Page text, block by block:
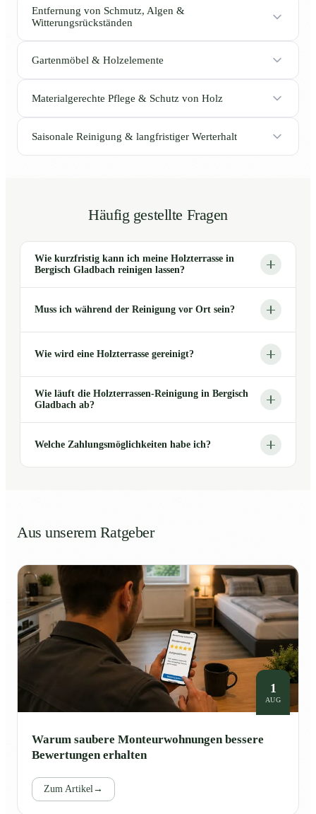
Entfernung von Schmutz, Algen &
Witterungsrückständen
Gartenmöbel & Holzelemente
Materialgerechte Pflege & Schutz von Holz
Saisonale Reinigung & langfristiger Werterhalt
Häufig gestellte Fragen
Wie kurzfristig kann ich meine Holzterrasse in
Bergisch Gladbach reinigen lassen?
Muss ich während der Reinigung vor Ort sein?
Wie wird eine Holzterrasse gereinigt?
Wie läuft die Holzterrassen-Reinigung in Bergisch
Gladbach ab?
Welche Zahlungsmöglichkeiten habe ich?
Aus unserem Ratgeber
1
AUG
Warum saubere Monteurwohnungen bessere
Bewertungen erhalten
Zum Artikel→